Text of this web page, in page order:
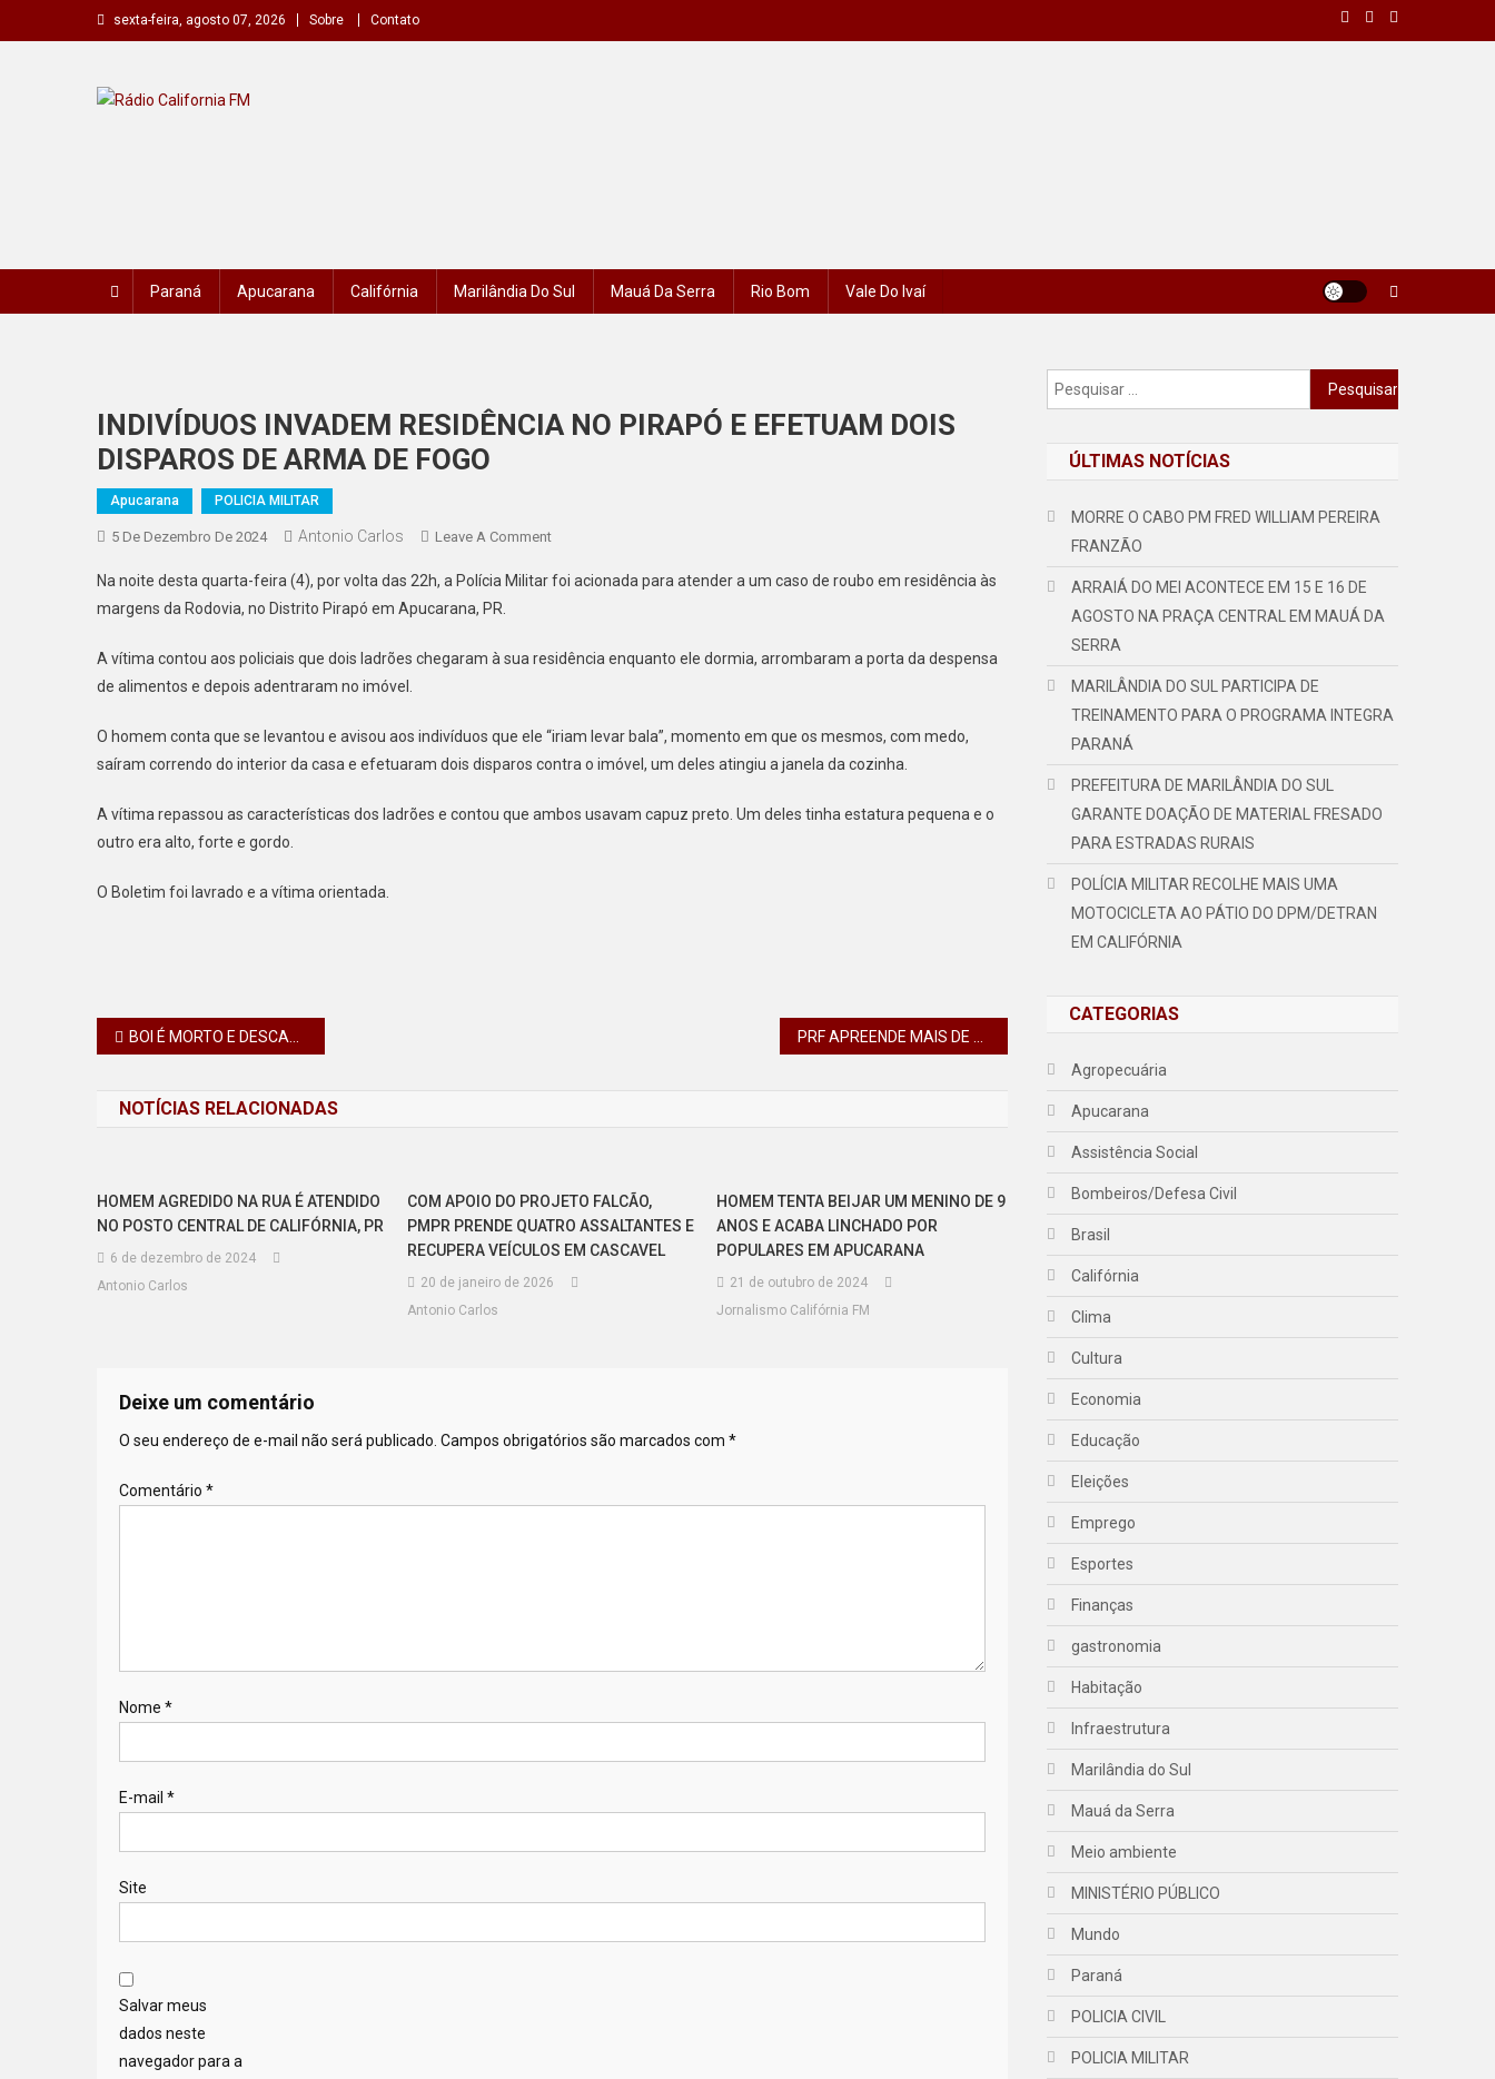
to
sexta-feira, agosto 07, 2026 Sobre Contato
Paraná Apucarana Califórnia Marilândia Do Sul Mauá Da Serra Rio Bom Vale Do Ivaí
INDIVÍDUOS INVADEM RESIDÊNCIA NO PIRAPÓ E EFETUAM DOIS
DISPAROS DE ARMA DE FOGO
Apucarana POLICIA MILITAR
5 De Dezembro De 2024 Antonio Carlos Leave A CommentOn
INVADEM
PIRAPÓ
DOIS
DISPAROS
ARMA
Na noite desta quarta-feira (4), por volta das 22h, a Polícia Militar foi acionada para atender a um caso de roubo em residência às
margens da Rodovia, no Distrito Pirapó em Apucarana, PR.
A vítima contou aos policiais que dois ladrões chegaram à sua residência enquanto ele dormia, arrombaram a porta da despensa
de alimentos e depois adentraram no imóvel.
O homem conta que se levantou e avisou aos indivíduos que ele “iriam levar bala”, momento em que os mesmos, com medo,
saíram correndo do interior da casa e efetuaram dois disparos contra o imóvel, um deles atingiu a janela da cozinha.
A vítima repassou as características dos ladrões e contou que ambos usavam capuz preto. Um deles tinha estatura pequena e o
outro era alto, forte e gordo.
O Boletim foi lavrado e a vítima orientada.
Navegação
Post
BOI É MORTO E DESCARNADO EM PROPRIEDADE RURAL DE MARILÂNDIA DO SUL
NOTÍCIAS RELACIONADAS
HOMEM AGREDIDO NA RUA É ATENDIDO
NO POSTO CENTRAL DE CALIFÓRNIA, PR
6 de dezembro de 2024
Antonio Carlos
COM APOIO DO PROJETO FALCÃO,
PMPR PRENDE QUATRO ASSALTANTES E
RECUPERA VEÍCULOS EM CASCAVEL
20 de janeiro de 2026
Antonio Carlos
HOMEM TENTA BEIJAR UM MENINO DE 9
ANOS E ACABA LINCHADO POR
POPULARES EM APUCARANA
21 de outubro de 2024
Jornalismo Califórnia FM
Deixe um comentário
O seu endereço de e-mail não será publicado. Campos obrigatórios são marcados com *
Comentário *
Nome *
E-mail *
Site
Salvar meus
dados neste
navegador para a
Pesquisar
por:
ÚLTIMAS NOTÍCIAS
MORRE O CABO PM FRED WILLIAM PEREIRA
FRANZÃO
ARRAIÁ DO MEI ACONTECE EM 15 E 16 DE
AGOSTO NA PRAÇA CENTRAL EM MAUÁ DA
SERRA
MARILÂNDIA DO SUL PARTICIPA DE
TREINAMENTO PARA O PROGRAMA INTEGRA
PARANÁ
PREFEITURA DE MARILÂNDIA DO SUL
GARANTE DOAÇÃO DE MATERIAL FRESADO
PARA ESTRADAS RURAIS
POLÍCIA MILITAR RECOLHE MAIS UMA
MOTOCICLETA AO PÁTIO DO DPM/DETRAN
EM CALIFÓRNIA
CATEGORIAS
Agropecuária
Apucarana
Assistência Social
Bombeiros/Defesa Civil
Brasil
Califórnia
Clima
Cultura
Economia
Educação
Eleições
Emprego
Esportes
Finanças
gastronomia
Habitação
Infraestrutura
Marilândia do Sul
Mauá da Serra
Meio ambiente
MINISTÉRIO PÚBLICO
Mundo
Paraná
POLICIA CIVIL
POLICIA MILITAR